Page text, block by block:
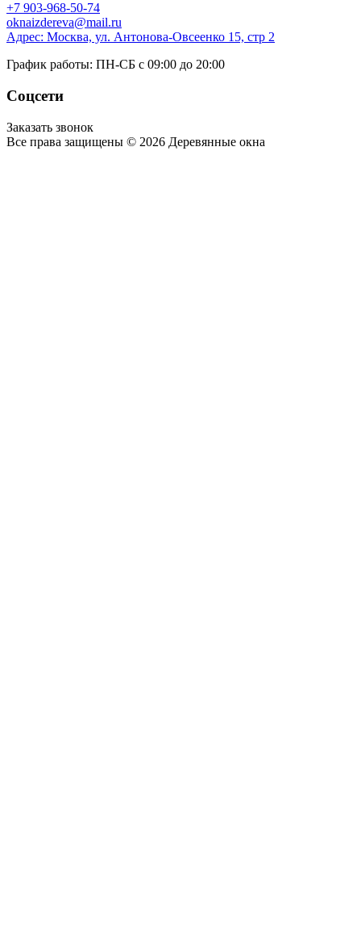
+7 903-968-50-74
oknaizdereva@mail.ru
Адрес: Москва, ул. Антонова-Овсеенко 15, стр 2
График работы: ПН-СБ с 09:00 до 20:00
Соцсети
Заказать звонок
Все права защищены © 2026 Деревянные окна